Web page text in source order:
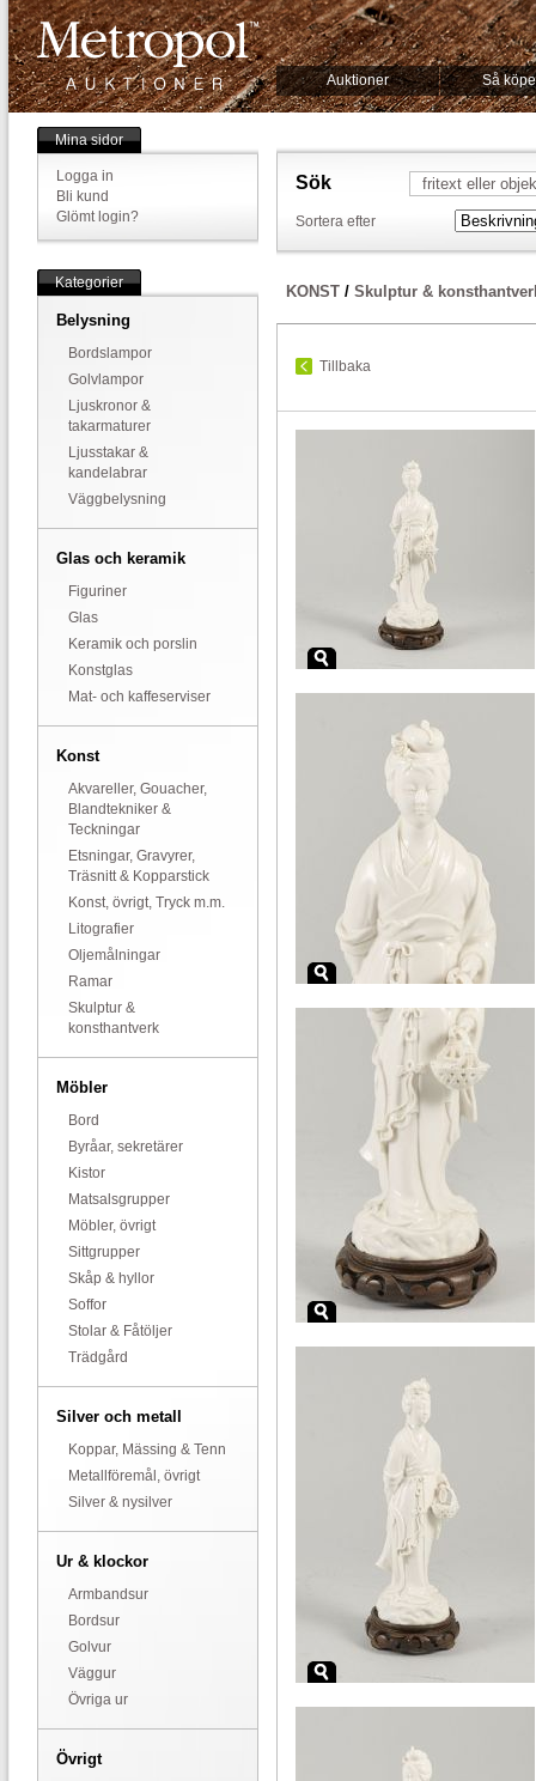
Auktioner Så
Mina sidor
Logga in
Bli kund
Glömt login?
Kategorier
Belysning
Bordslampor
Golvlampor
Ljuskronor &
takarmaturer
Ljusstakar &
kandelabrar
Väggbelysning
Glas och keramik
Figuriner
Glas
Keramik och porslin
Konstglas
Mat- och kaffeserviser
Konst
Akvareller, Gouacher,
Blandtekniker &
Teckningar
Etsningar, Gravyrer,
Träsnitt & Kopparstick
Konst, övrigt, Tryck m.m.
Litografier
Oljemålningar
Ramar
Skulptur &
konsthantverk
Möbler
Bord
Byråar, sekretärer
Kistor
Matsalsgrupper
Möbler, övrigt
Sittgrupper
Skåp & hyllor
Soffor
Stolar & Fåtöljer
Trädgård
Silver och metall
Koppar, Mässing & Tenn
Metallföremål, övrigt
Silver & nysilver
Ur & klockor
Armbandsur
Bordsur
Golvur
Väggur
Övriga ur
Övrigt
Sök
Sortera efter
KONST / Skulptur &
Tillbaka